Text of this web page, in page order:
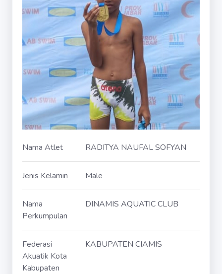
Nama Atlet RADITYA NAUFAL SOFYAN
Jenis Kelamin Male
Nama
Perkumpulan
DINAMIS AQUATIC CLUB
Federasi
Akuatik Kota
Kabupaten
KABUPATEN CIAMIS